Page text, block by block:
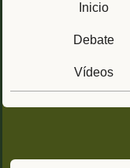
Inicio
Debate
Vídeos